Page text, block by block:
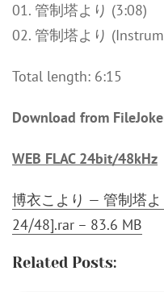
01. 管制塔より (3:08)
02. 管制塔より
Total length: 6:15
Download from
WEB FLAC 24bit/48kHz
博衣こより — 管制塔よ
24⧸48].rar – 83.6 MB
Related Posts: